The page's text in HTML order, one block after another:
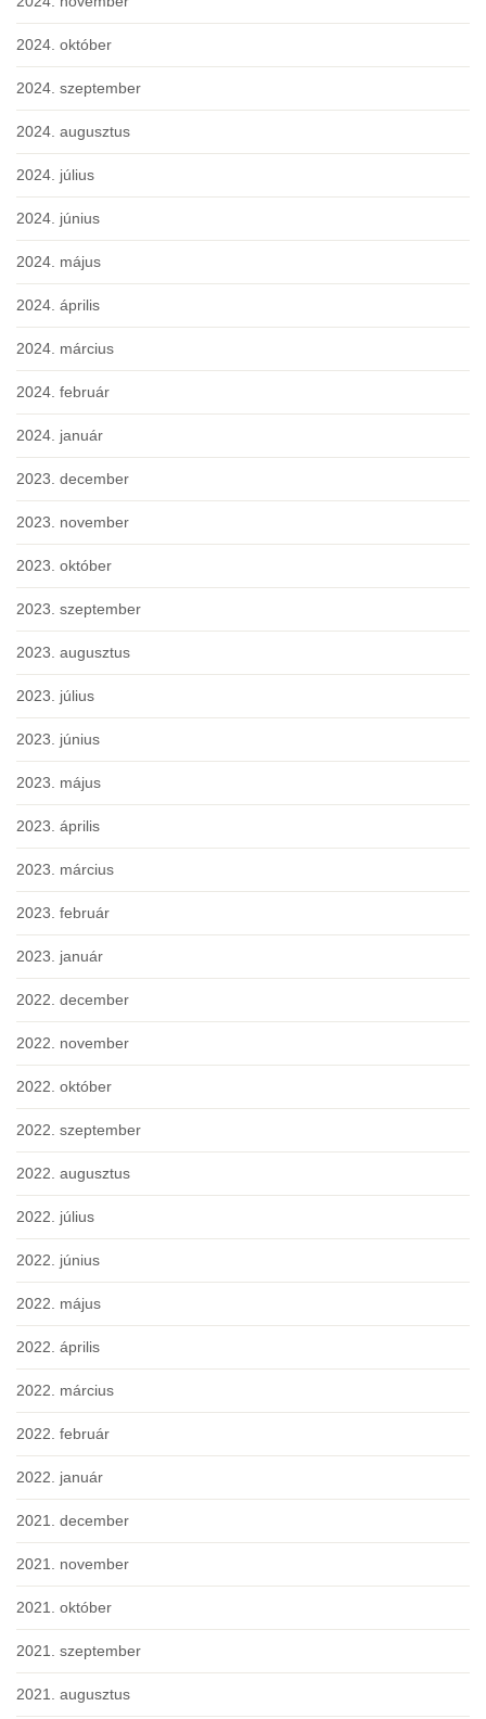
2024. október
2024. szeptember
2024. augusztus
2024. július
2024. június
2024. május
2024. április
2024. március
2024. február
2024. január
2023. december
2023. november
2023. október
2023. szeptember
2023. augusztus
2023. július
2023. június
2023. május
2023. április
2023. március
2023. február
2023. január
2022. december
2022. november
2022. október
2022. szeptember
2022. augusztus
2022. július
2022. június
2022. május
2022. április
2022. március
2022. február
2022. január
2021. december
2021. november
2021. október
2021. szeptember
2021. augusztus